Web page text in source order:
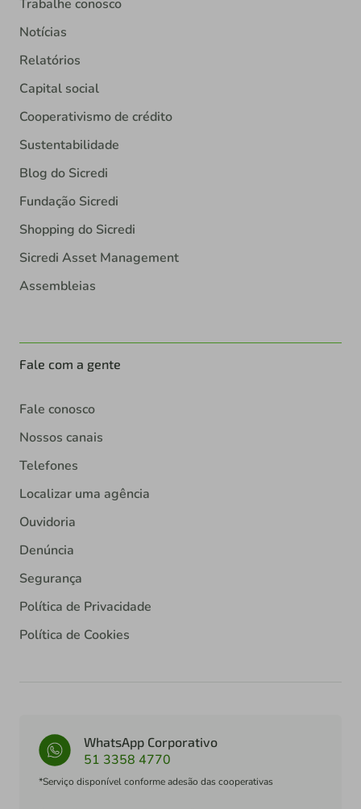
Trabalhe conosco
Notícias
Relatórios
Capital social
Cooperativismo de crédito
Sustentabilidade
Blog do Sicredi
Fundação Sicredi
Shopping do Sicredi
Sicredi Asset Management
Assembleias
Fale com a gente
Fale conosco
Nossos canais
Telefones
Localizar uma agência
Ouvidoria
Denúncia
Segurança
Política de Privacidade
Política de Cookies
WhatsApp Corporativo
51 3358 4770
*Serviço disponível conforme adesão das cooperativas